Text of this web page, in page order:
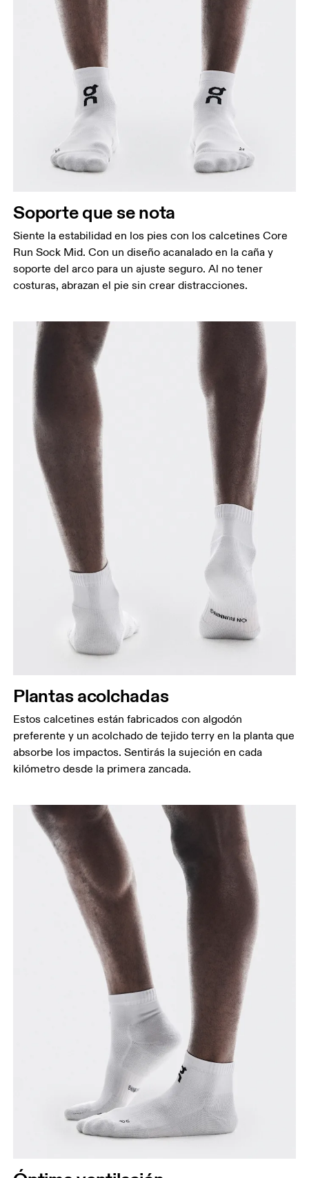
Soporte que se nota
Siente la estabilidad en los pies con los calcetines Core
Run Sock Mid. Con un diseño acanalado en la caña y
soporte del arco para un ajuste seguro. Al no tener
costuras, abrazan el pie sin crear distracciones.
Plantas acolchadas
Estos calcetines están fabricados con algodón
preferente y un acolchado de tejido terry en la planta que
absorbe los impactos. Sentirás la sujeción en cada
kilómetro desde la primera zancada.